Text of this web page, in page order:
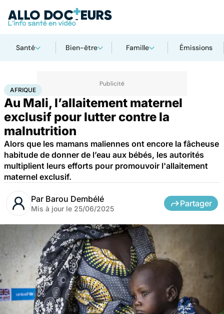
Santé Bien-être Famille Émissions
AccueilSanté
AFRIQUE
Au Mali, l’allaitement maternel
exclusif pour lutter contre la
malnutrition
Alors que les mamans maliennes ont encore la fâcheuse
habitude de donner de l’eau aux bébés, les autorités
multiplient leurs efforts pour promouvoir l'allaitement
maternel exclusif.
Par Barou Dembélé
Mis à jour le 25/06/2025
Partager